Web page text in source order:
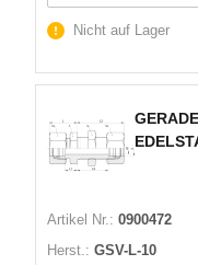
Nicht auf Lager
Artikel Nr.: 0900472
Herst.: GSV-L-10